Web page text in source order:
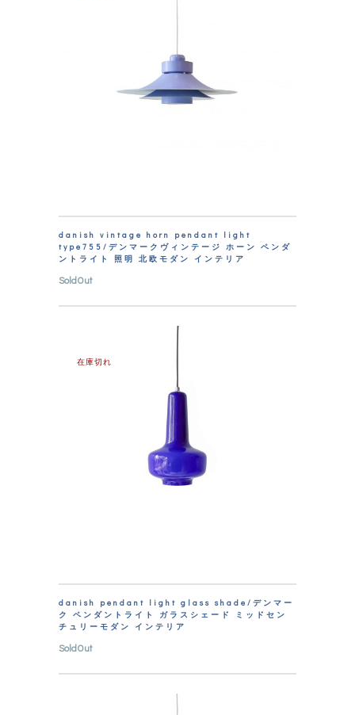
danish vintage horn pendant light
type755/デンマークヴィンテージ ホーン ペンダ
ントライト 照明 北欧モダン インテリア
SoldOut
在庫切れ
danish pendant light glass shade/デンマー
ク ペンダントライト ガラスシェード ミッドセン
チュリーモダン インテリア
SoldOut